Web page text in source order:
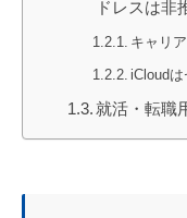
ドレスは非
キャリ
iCloud
就活・転職